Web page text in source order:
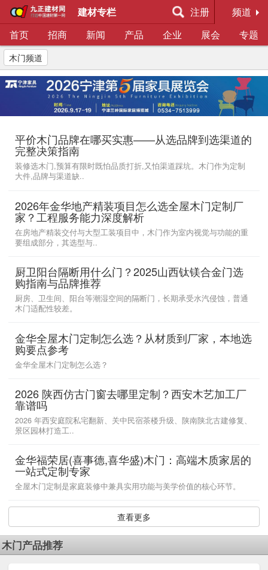
建材专栏 注册
频道
首页
招商 新闻 产品 企业 展会 专题
木门频道
平价木门品牌在哪买实惠——从选品牌到选渠道的
完整决策指南
装修选木门,预算有限时既怕品质打折,又怕渠道踩坑。木门作为定制
大件,品牌与渠道缺..
2026年金华地产精装项目怎么选全屋木门定制厂
家？工程服务能力深度解析
在房地产精装交付与大型工装项目中，木门作为室内视觉与功能的重
要组成部分，其选型与..
厨卫阳台隔断用什么门？2025山西钛镁合金门选
购指南与品牌推荐
厨房、卫生间、阳台等潮湿空间的隔断门，长期承受水汽侵蚀，普通
木门适配性较差。
金华全屋木门定制怎么选？从材质到厂家，本地选
购要点参考
金华全屋木门定制怎么选？
2026 陕西仿古门窗去哪里定制？西安木艺加工厂
靠谱吗
2026 年西安庭院私宅翻新、关中民宿茶楼升级、陕南陕北古建修复、
景区园林打造工..
金华福荣居(喜事德,喜华盛)木门：高端木质家居的
一站式定制专家
全屋木门定制是家庭装修中兼具实用功能与美学价值的核心环节。
查看更多
木门产品推荐